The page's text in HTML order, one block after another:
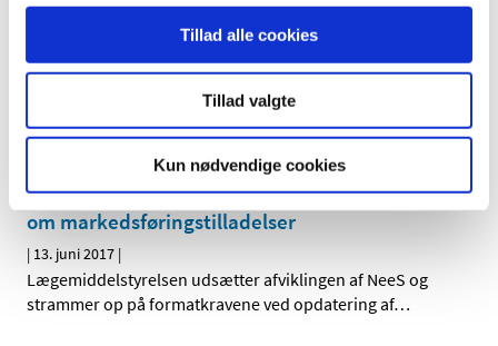
Tillad alle cookies
Tillad valgte
Kun nødvendige cookies
Ændrede gebyrer for lægemidler og
Sundhedsminister Ellen Trane Nørby har underskrevet to
nye bekendtgørelser om henholdsvis gebyrer for…
Nye formatkrav til virksomheders ansøgninger
om markedsføringstilladelser
| 13. juni 2017 |
Lægemiddelstyrelsen udsætter afviklingen af NeeS og
strammer op på formatkravene ved opdatering af…